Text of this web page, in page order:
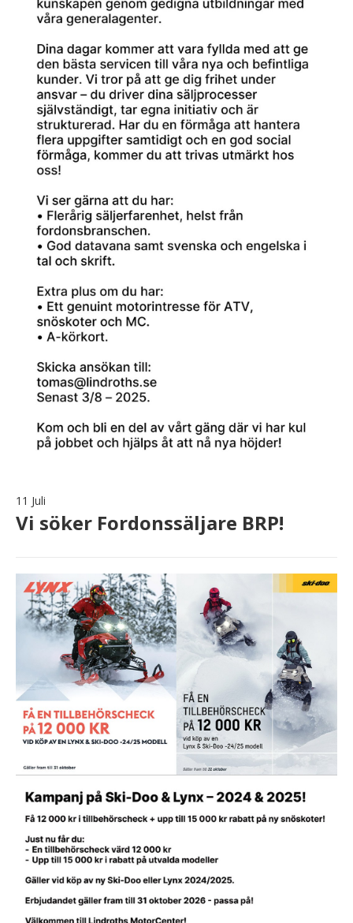
11 Juli
Vi söker Fordonssäljare BRP!